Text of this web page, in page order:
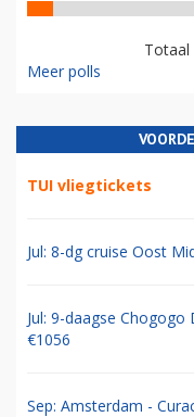
Totaal
Meer polls
TUI vliegtickets
Jul: 8-dg cruise Oost
Jul: 9-daagse
€1056
Sep: Amsterdam -